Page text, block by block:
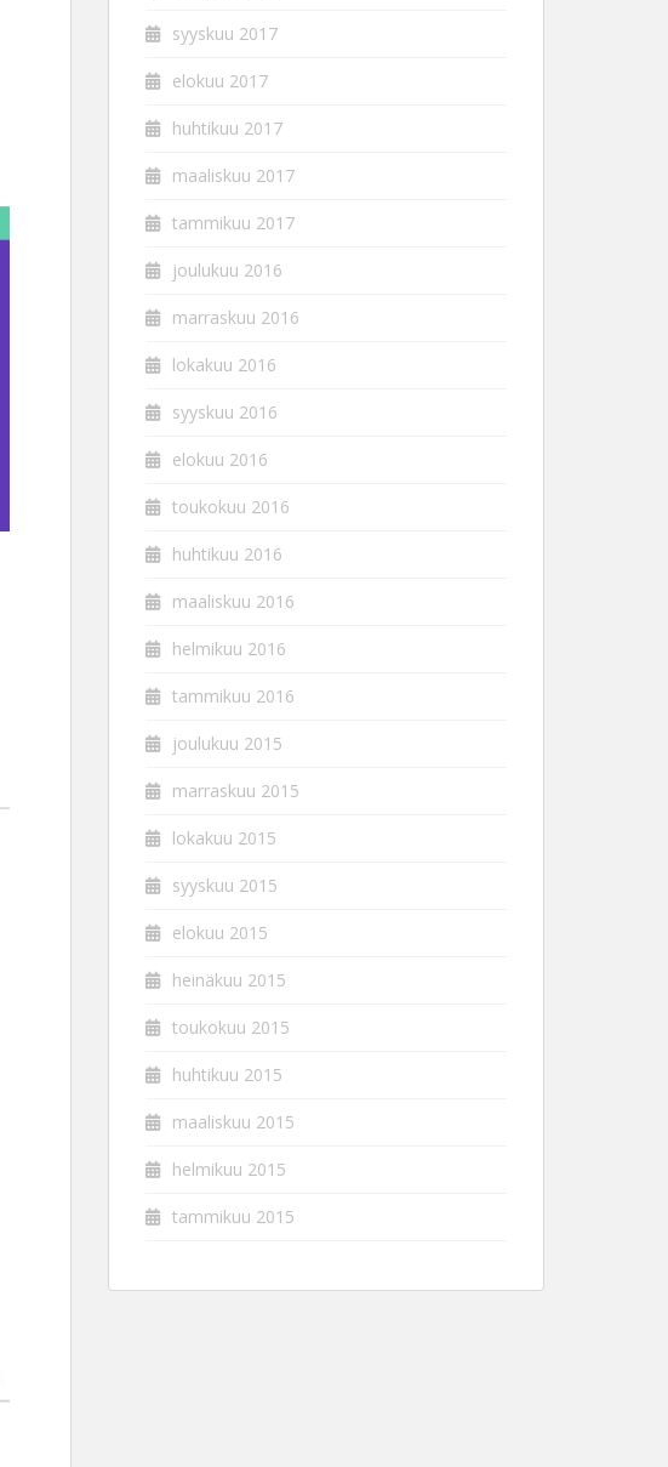
syyskuu 2017
elokuu 2017
huhtikuu 2017
maaliskuu 2017
tammikuu 2017
joulukuu 2016
marraskuu 2016
lokakuu 2016
syyskuu 2016
elokuu 2016
toukokuu 2016
huhtikuu 2016
maaliskuu 2016
helmikuu 2016
tammikuu 2016
joulukuu 2015
marraskuu 2015
lokakuu 2015
syyskuu 2015
elokuu 2015
heinäkuu 2015
toukokuu 2015
huhtikuu 2015
maaliskuu 2015
helmikuu 2015
tammikuu 2015